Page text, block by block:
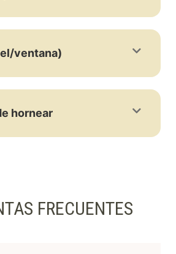
ventana)
hornear
FRECUENTES